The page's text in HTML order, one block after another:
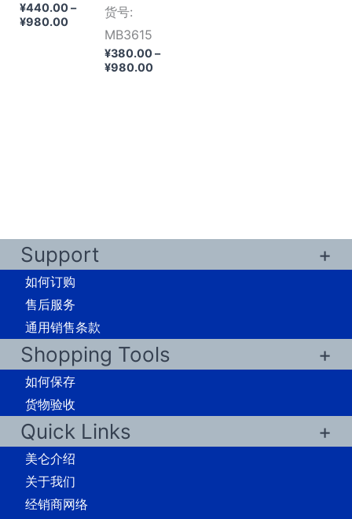
¥440.00–
¥980.00价
货号:
MB3615
¥380.00 –
¥980.00价
Support
如何订购
售后服务
通用销售条款
Shopping Tools
如何保存
货物验收
Quick Links
美仑介绍
关于我们
经销商网络